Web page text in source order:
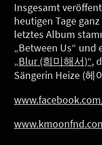
Insgesamt
heutigen Tage
letztes Album
„Between Us“
„Blur (희미해서)“,
Sängerin Heize (